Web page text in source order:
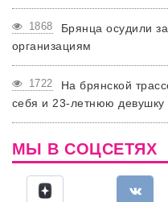
1868
Брянца осудили
организациям
1722
На брянской
себя и 23-летнюю девушку
МЫ В СОЦСЕТЯХ